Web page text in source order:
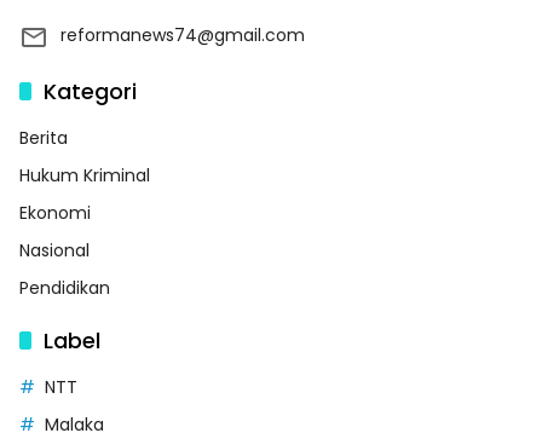
reformanews74@gmail.com
Kategori
Berita
Hukum Kriminal
Ekonomi
Nasional
Pendidikan
Label
NTT
Malaka